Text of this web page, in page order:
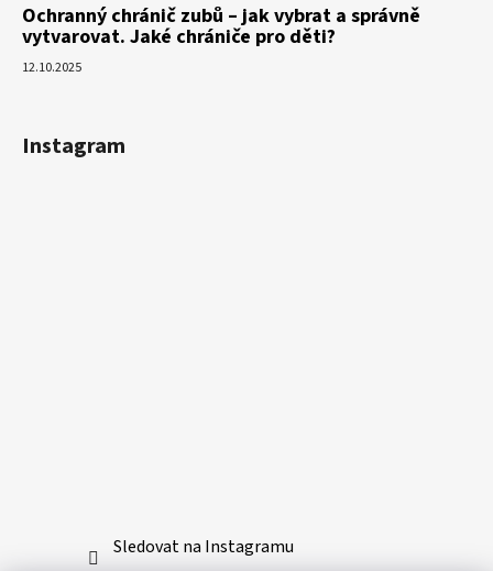
Ochranný chránič zubů – jak vybrat a správně
vytvarovat. Jaké chrániče pro děti?
12.10.2025
Instagram
Sledovat na Instagramu